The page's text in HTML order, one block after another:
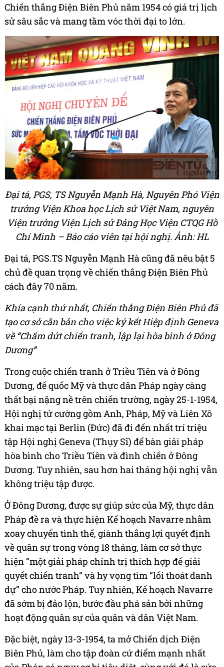
Chiến thắng Điện Biên Phủ năm 1954 có giá trị lịch
sử sâu sắc và mang tầm vóc thời đại to lớn.
Đại tá, PGS, TS Nguyễn Mạnh Hà, Nguyên Phó Viện
trưởng Viện Khoa học Lịch sử Việt Nam, nguyên
Viện trưởng Viện Lịch sử Đảng Học Viện CTQG Hồ
Chí Minh – Báo cáo viên tại hội nghị. Ảnh: HL
Đại tá, PGS.TS Nguyễn Mạnh Hà cũng đã nêu bật 5
chủ đề quan trọng về chiến thắng Điện Biên Phủ
cách đây 70 năm.
Khía cạnh thứ nhất, Chiến thắng Điện Biên Phủ đã
tạo cơ sở căn bản cho việc ký kết Hiệp định Geneva
về “Chấm dứt chiến tranh, lập lại hòa bình ở Đông
Dương”
Trong cuộc chiến tranh ở Triều Tiên và ở Đông
Dương, đế quốc Mỹ và thực dân Pháp ngày càng
thất bại nặng nề trên chiến trường, ngày 25-1-1954,
Hội nghị tứ cường gồm Anh, Pháp, Mỹ và Liên Xô
khai mạc tại Berlin (Đức) đã đi đến nhất trí triệu
tập Hội nghị Geneva (Thụy Sĩ) để bàn giải pháp
hòa bình cho Triều Tiên và đình chiến ở Đông
Dương. Tuy nhiên, sau hơn hai tháng hội nghị vẫn
không triệu tập được.
Ở Đông Dương, được sự giúp sức của Mỹ, thực dân
Pháp đề ra và thực hiện Kế hoạch Navarre nhằm
xoay chuyển tình thế, giành thắng lợi quyết định
về quân sự trong vòng 18 tháng, làm cơ sở thực
hiện “một giải pháp chính trị thích hợp để giải
quyết chiến tranh” và hy vọng tìm “lối thoát danh
dự” cho nước Pháp. Tuy nhiên, Kế hoạch Navarre
đã sớm bị đảo lộn, bước đầu phá sản bởi những
hoạt động quân sự của quân và dân Việt Nam.
Đặc biệt, ngày 13-3-1954, ta mở Chiến dịch Điện
Biên Phủ, làm cho tập đoàn cứ điểm mạnh nhất